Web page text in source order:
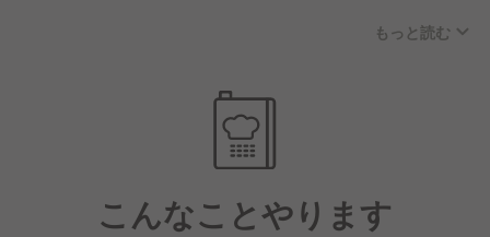
また今後も新規出店が控えているため、その分お任せ
するポジションやポストが増えていきます。会社の成
長とともに社員一人ひとりが成長できる環境づくりも
継続的に行っていきます。
もっと読む
こんなことやります